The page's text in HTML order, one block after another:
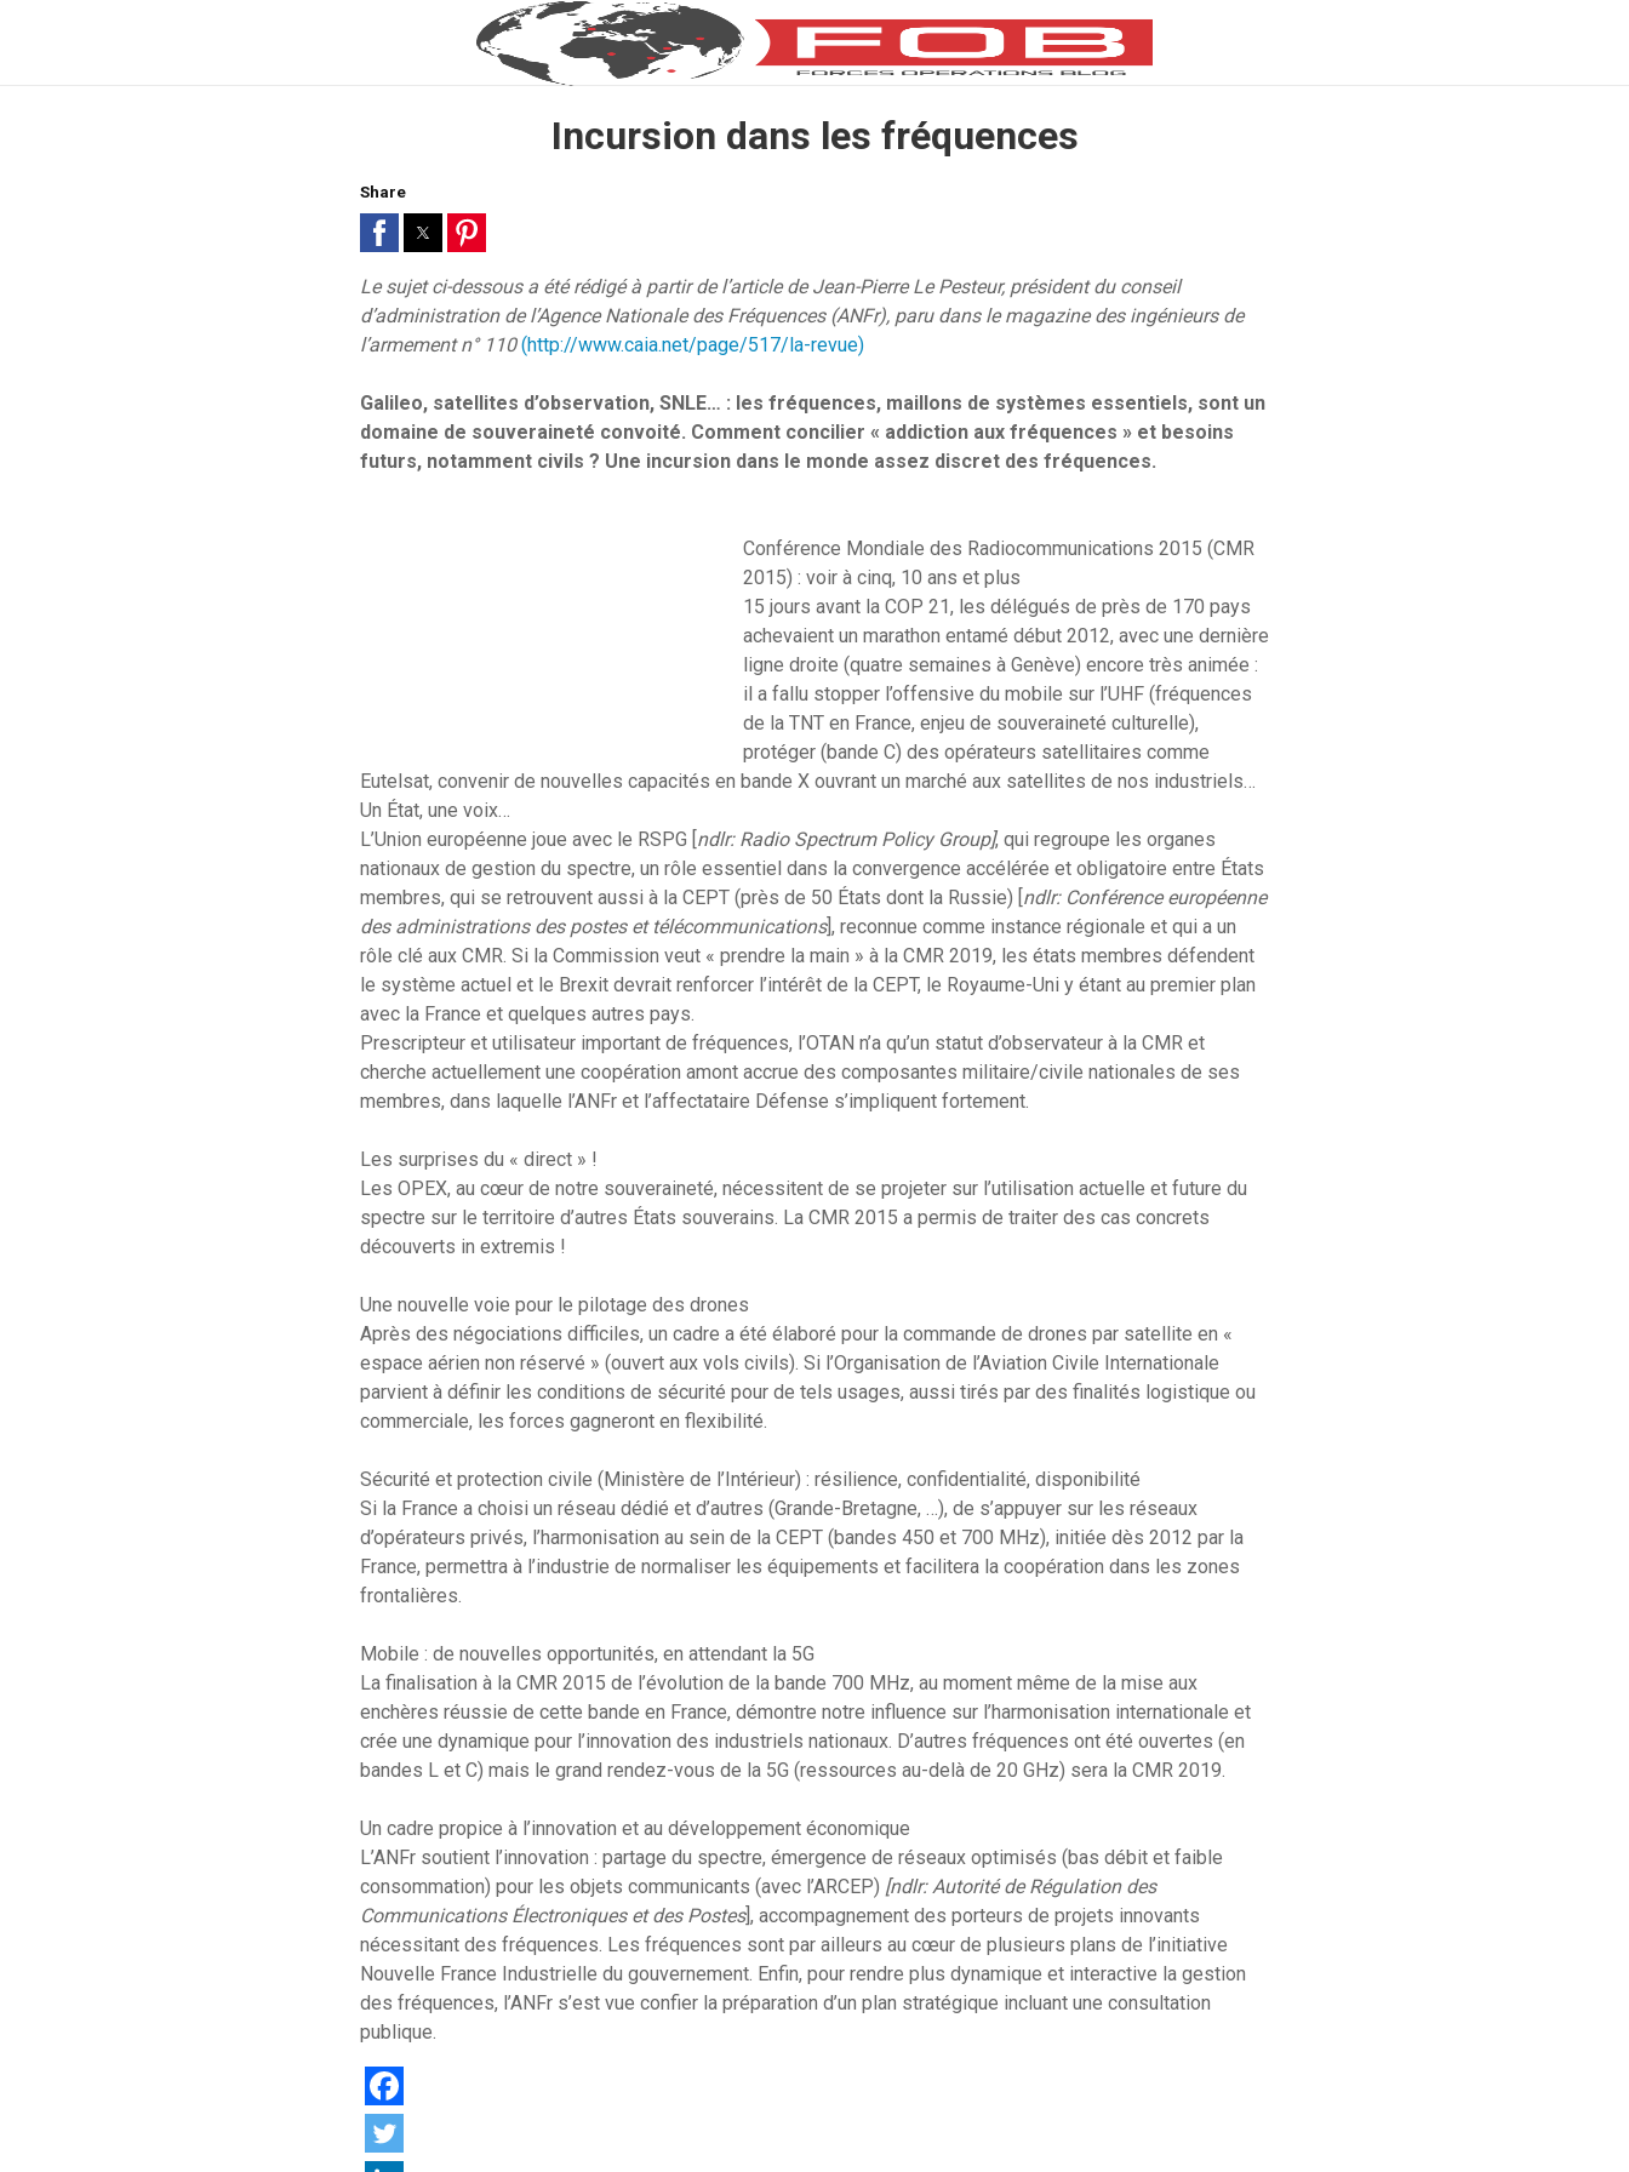
Incursion dans les fréquences
Share
Le sujet ci-dessous a été rédigé à partir de l’article de Jean-Pierre Le Pesteur, président du conseil
d’administration de l’Agence Nationale des Fréquences (ANFr), paru dans le magazine des ingénieurs de
l’armement n° 110 (http://www.caia.net/page/517/la-revue)
Galileo, satellites d’observation, SNLE… : les fréquences, maillons de systèmes essentiels, sont un
domaine de souveraineté convoité. Comment concilier « addiction aux fréquences » et besoins
futurs, notamment civils ? Une incursion dans le monde assez discret des fréquences.
Conférence Mondiale des Radiocommunications 2015 (CMR
2015) : voir à cinq, 10 ans et plus
15 jours avant la COP 21, les délégués de près de 170 pays
achevaient un marathon entamé début 2012, avec une dernière
ligne droite (quatre semaines à Genève) encore très animée :
il a fallu stopper l’offensive du mobile sur l’UHF (fréquences
de la TNT en France, enjeu de souveraineté culturelle),
protéger (bande C) des opérateurs satellitaires comme
Eutelsat, convenir de nouvelles capacités en bande X ouvrant un marché aux satellites de nos industriels…
Un État, une voix…
L’Union européenne joue avec le RSPG [ ndlr: Radio Spectrum Policy Group], qui regroupe les organes
nationaux de gestion du spectre, un rôle essentiel dans la convergence accélérée et obligatoire entre États
membres, qui se retrouvent aussi à la CEPT (près de 50 États dont la Russie) [ ndlr: Conférence européenne
des administrations des postes et télécommunications], reconnue comme instance régionale et qui a un
rôle clé aux CMR. Si la Commission veut « prendre la main » à la CMR 2019, les états membres défendent
le système actuel et le Brexit devrait renforcer l’intérêt de la CEPT, le Royaume-Uni y étant au premier plan
avec la France et quelques autres pays.
Prescripteur et utilisateur important de fréquences, l’OTAN n’a qu’un statut d’observateur à la CMR et
cherche actuellement une coopération amont accrue des composantes militaire/civile nationales de ses
membres, dans laquelle l’ANFr et l’affectataire Défense s’impliquent fortement.
Les surprises du « direct » !
Les OPEX, au cœur de notre souveraineté, nécessitent de se projeter sur l’utilisation actuelle et future du
spectre sur le territoire d’autres États souverains. La CMR 2015 a permis de traiter des cas concrets
découverts in extremis !
Une nouvelle voie pour le pilotage des drones
Après des négociations difficiles, un cadre a été élaboré pour la commande de drones par satellite en «
espace aérien non réservé » (ouvert aux vols civils). Si l’Organisation de l’Aviation Civile Internationale
parvient à définir les conditions de sécurité pour de tels usages, aussi tirés par des finalités logistique ou
commerciale, les forces gagneront en flexibilité.
Sécurité et protection civile (Ministère de l’Intérieur) : résilience, confidentialité, disponibilité
Si la France a choisi un réseau dédié et d’autres (Grande-Bretagne, …), de s’appuyer sur les réseaux
d’opérateurs privés, l’harmonisation au sein de la CEPT (bandes 450 et 700 MHz), initiée dès 2012 par la
France, permettra à l’industrie de normaliser les équipements et facilitera la coopération dans les zones
frontalières.
Mobile : de nouvelles opportunités, en attendant la 5G
La finalisation à la CMR 2015 de l’évolution de la bande 700 MHz, au moment même de la mise aux
enchères réussie de cette bande en France, démontre notre influence sur l’harmonisation internationale et
crée une dynamique pour l’innovation des industriels nationaux. D’autres fréquences ont été ouvertes (en
bandes L et C) mais le grand rendez-vous de la 5G (ressources au-delà de 20 GHz) sera la CMR 2019.
Un cadre propice à l’innovation et au développement économique
L’ANFr soutient l’innovation : partage du spectre, émergence de réseaux optimisés (bas débit et faible
consommation) pour les objets communicants (avec l’ARCEP) [ndlr: Autorité de Régulation des
Communications Électroniques et des Postes], accompagnement des porteurs de projets innovants
nécessitant des fréquences. Les fréquences sont par ailleurs au cœur de plusieurs plans de l’initiative
Nouvelle France Industrielle du gouvernement. Enfin, pour rendre plus dynamique et interactive la gestion
des fréquences, l’ANFr s’est vue confier la préparation d’un plan stratégique incluant une consultation
publique.